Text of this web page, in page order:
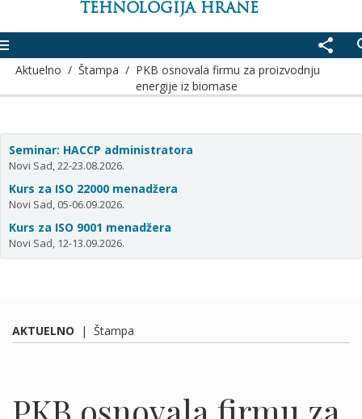
TEHNOLOGIJA HRANE
share
Aktuelno / Štampa / PKB osnovala firmu za proizvodnju
energije iz biomase
Seminar: HACCP administratora
Novi Sad, 22-23.08.2026.
Kurs za ISO 22000 menadžera
Novi Sad, 05-06.09.2026.
Kurs za ISO 9001 menadžera
Novi Sad, 12-13.09.2026.
AKTUELNO | Štampa